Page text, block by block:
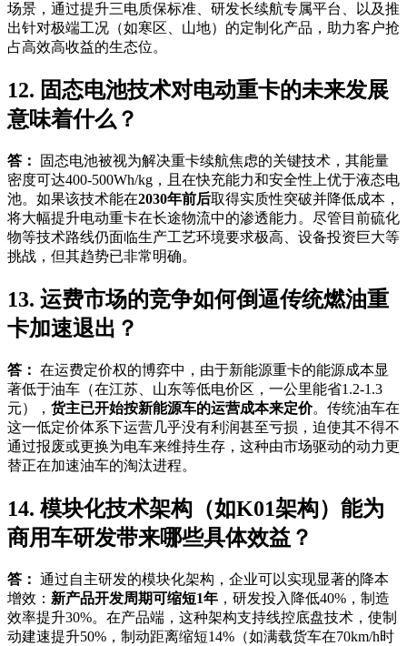
场景，通过提升三电质保标准、研发长续航专属平台、以及推
出针对极端工况（如寒区、山地）的定制化产品，助力客户抢
占高效高收益的生态位。
12. 固态电池技术对电动重卡的未来发展
意味着什么？
答：
固态电池被视为解决重卡续航焦虑的关键技术，其能量
密度可达400-500Wh/kg，且在快充能力和安全性上优于液态电
池。如果该技术能在2030年前后取得实质性突破并降低成本，
将大幅提升电动重卡在长途物流中的渗透能力。尽管目前硫化
物等技术路线仍面临生产工艺环境要求极高、设备投资巨大等
挑战，但其趋势已非常明确。
13. 运费市场的竞争如何倒逼传统燃油重
卡加速退出？
答： 在运费定价权的博弈中，由于新能源重卡的能源成本显
著低于油车（在江苏、山东等低电价区，一公里能省1.2-1.3
元）， 货主已开始按新能源车的运营成本来定价。传统油车在
这一低定价体系下运营几乎没有利润甚至亏损，迫使其不得不
通过报废或更换为电车来维持生存，这种由市场驱动的动力更
替正在加速油车的淘汰进程。
14. 模块化技术架构（如K01架构）能为
商用车研发带来哪些具体效益？
答： 通过自主研发的模块化架构，企业可以实现显著的降本
增效： 新产品开发周期可缩短1年 ，研发投入降低40%，制造
效率提升30%。在产品端，这种架构支持线控底盘技术，使制
动建速提升50%，制动距离缩短14%（如满载货车在70km/h时